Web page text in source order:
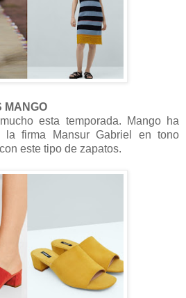
MANGO
esta temporada. Mango ha
firma Mansur Gabriel en tono
este tipo de zapatos.